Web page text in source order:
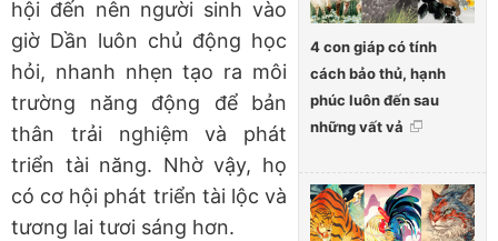
4 con giáp có tính
cách bảo thủ, hạnh
phúc luôn đến sau
những vất vả
hội đến nên người sinh vào
giờ Dần luôn chủ động học
hỏi, nhanh nhẹn tạo ra môi
trường năng động để bản
thân trải nghiệm và phát
triển tài năng. Nhờ vậy, họ
có cơ hội phát triển tài lộc và
tương lai tươi sáng hơn.